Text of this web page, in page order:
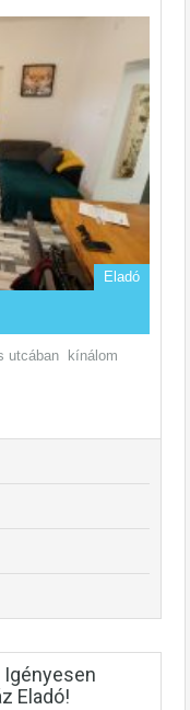
Eladó
utcában kínálom
Igényesen
Eladó!